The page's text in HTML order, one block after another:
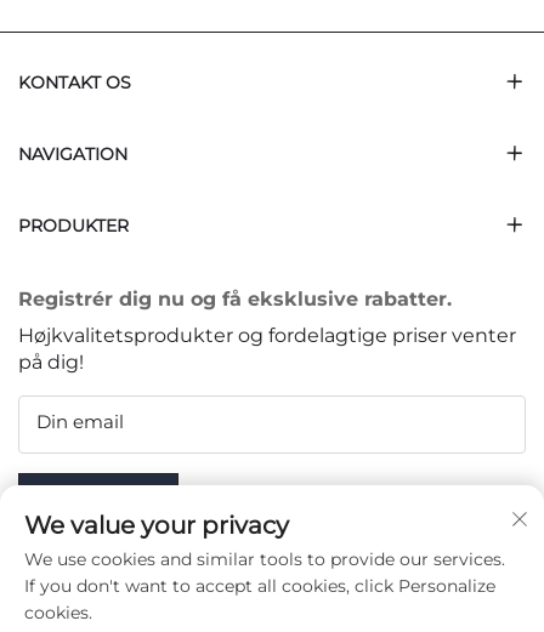
KONTAKT OS
NAVIGATION
PRODUKTER
Registrér dig nu og få eksklusive rabatter.
Højkvalitetsprodukter og fordelagtige priser venter
på dig!
Din email
FØLG OS
We value your privacy
We use cookies and similar tools to provide our services.
If you don't want to accept all cookies, click Personalize
cookies.